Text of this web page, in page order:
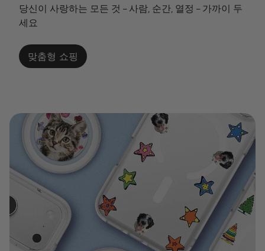
당신이 사랑하는 모든 것 – 사람, 순간, 열정 – 가까이 두
세요
맞춤형 쇼핑